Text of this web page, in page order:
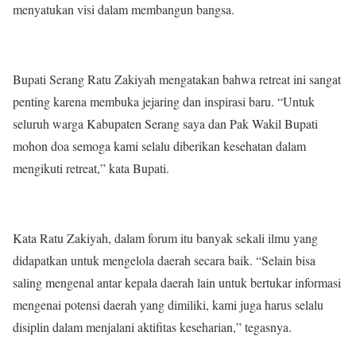
menyatukan visi dalam membangun bangsa.
Bupati Serang Ratu Zakiyah mengatakan bahwa retreat ini sangat
penting karena membuka jejaring dan inspirasi baru. “Untuk
seluruh warga Kabupaten Serang saya dan Pak Wakil Bupati
mohon doa semoga kami selalu diberikan kesehatan dalam
mengikuti retreat,” kata Bupati.
Kata Ratu Zakiyah, dalam forum itu banyak sekali ilmu yang
didapatkan untuk mengelola daerah secara baik. “Selain bisa
saling mengenal antar kepala daerah lain untuk bertukar informasi
mengenai potensi daerah yang dimiliki, kami juga harus selalu
disiplin dalam menjalani aktifitas keseharian,” tegasnya.